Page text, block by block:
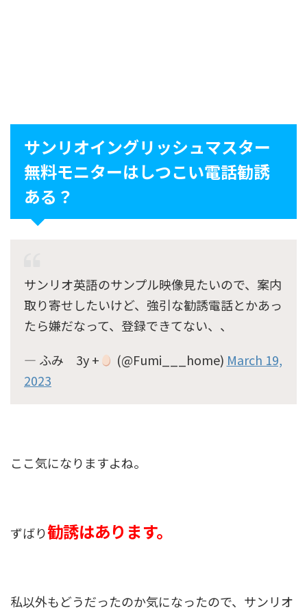
サンリオイングリッシュマスター
無料モニターはしつこい電話勧誘
ある？
サンリオ英語のサンプル映像見たいので、案内
取り寄せしたいけど、強引な勧誘電話とかあっ
たら嫌だなって、登録できてない、、
— ふみ 3y +
(@Fumi___home) March 19,
2023
ここ気になりますよね。
ずばり勧誘はあります。
私以外もどうだったのか気になったので、サンリオ